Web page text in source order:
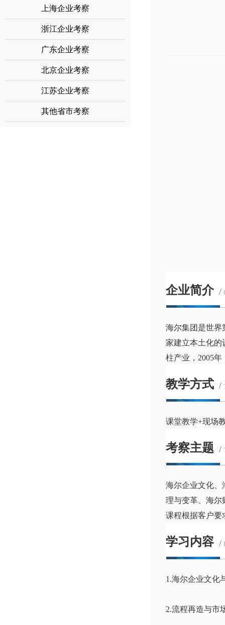
上海企业考察
浙江企业考察
广东企业考察
北京企业考察
江苏企业考察
其他省市考察
企业简介 /
海尔集团是世界
家建立本土化的
柱产业，2005
教学方式 /
课堂教学+现场
考察主题 /
海尔企业文化、
理与变革、海尔
课程根据客户要
学习内容 /
1.海尔企业文化
2.流程再造与市